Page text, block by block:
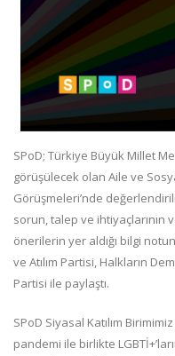
SPoD; Türkiye Büyük Millet
görüşülecek olan Aile ve
Görüşmeleri’nde
sorun, talep ve ihtiyaçlarının
önerilerin yer aldığı bilgi
ve Atılım Partisi, Halkların
Partisi ile paylaştı.
SPoD Siyasal Katılım
pandemi ile birlikte